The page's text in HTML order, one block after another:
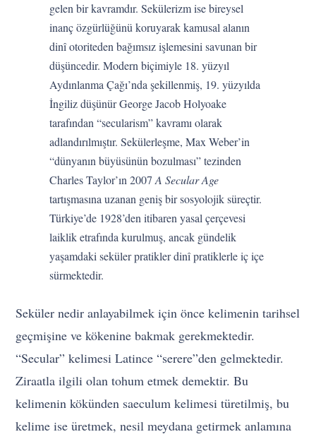
gelen bir kavramdır. Sekülerizm ise bireysel
inanç özgürlüğünü koruyarak kamusal alanın
dinî otoriteden bağımsız işlemesini savunan bir
düşüncedir. Modern biçimiyle 18. yüzyıl
Aydınlanma Çağı’nda şekillenmiş, 19. yüzyılda
İngiliz düşünür George Jacob Holyoake
tarafından “secularism” kavramı olarak
adlandırılmıştır. Sekülerleşme, Max Weber’in
“dünyanın büyüsünün bozulması” tezinden
Charles Taylor’ın 2007A Secular Age
tartışmasına uzanan geniş bir sosyolojik süreçtir.
Türkiye’de 1928’den itibaren yasal çerçevesi
laiklik etrafında kurulmuş, ancak gündelik
yaşamdaki seküler pratikler dinî pratiklerle iç içe
sürmektedir.
Seküler nedir anlayabilmek için önce kelimenin tarihsel
geçmişine ve kökenine bakmak gerekmektedir.
“Secular” kelimesi Latince “serere”den gelmektedir.
Ziraatla ilgili olan tohum etmek demektir. Bu
kelimenin kökünden saeculum kelimesi türetilmiş, bu
kelime ise üretmek, nesil meydana getirmek anlamına